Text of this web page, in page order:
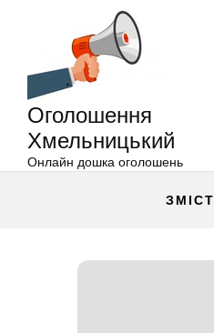
Оголошення
Хмельницький
Онлайн дошка оголошень
ЗМІСТ